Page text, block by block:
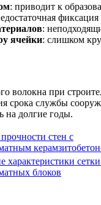
: приводит к
:
ячейки: слишком
волокна при
срока службы
на долгие годы.
стен с
характеристики
блоков